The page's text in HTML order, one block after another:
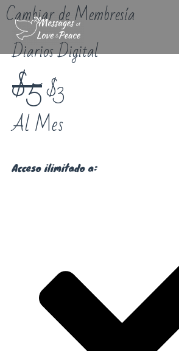
Cambiar de Membresía
Diarios Digital
$5$3
Al Mes
Acceso ilimitado a: